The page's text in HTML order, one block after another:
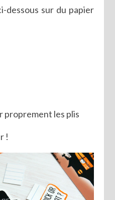
dessous sur du papier
proprement les plis
!